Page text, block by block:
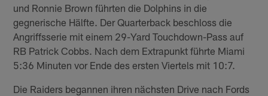
und Ronnie Brown führten die Dolphins in die
gegnerische Hälfte. Der Quarterback beschloss die
Angriffsserie mit einem 29-Yard Touchdown-Pass auf
RB Patrick Cobbs. Nach dem Extrapunkt führte Miami
5:36 Minuten vor Ende des ersten Viertels mit 10:7.
Die Raiders begannen ihren nächsten Drive nach Fords